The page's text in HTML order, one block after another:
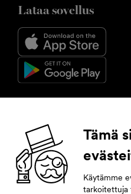
Lataa sovellus
Facebook Instagram YouTube
Tämä
Käytämme
tarkoitettuja